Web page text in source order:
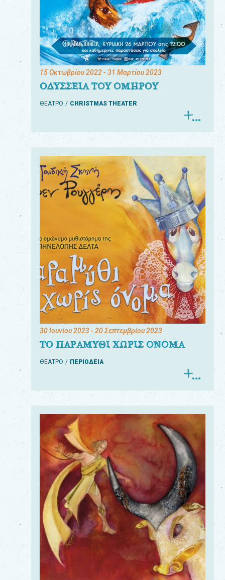
15 Οκτωβρίου 2022- 31 Μαρτίου 2023
ΟΔΥΣΣΕΙΑ ΤΟΥ ΟΜΗΡΟΥ
ΘΕΑΤΡΟ CHRISTMAS THEATER
30 Ιουνίου 2023- 20 Σεπτεμβρίου 2023
ΤΟ ΠΑΡΑΜΥΘΙ ΧΩΡΙΣ ΟΝΟΜΑ
ΘΕΑΤΡΟ ΠΕΡΙΟΔΕΙΑ